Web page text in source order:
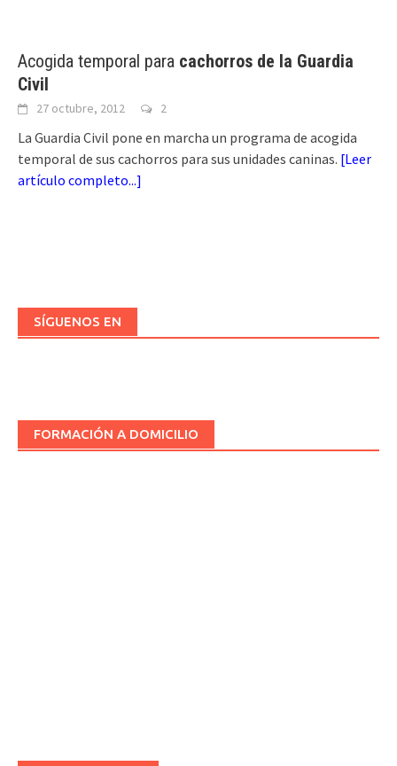
Acogida temporal para cachorros de la Guardia
Civil
27 octubre, 2012 2
La Guardia Civil pone en marcha un programa de acogida
temporal de sus cachorros para sus unidades caninas. [Leer
artículo completo...]
SÍGUENOS EN
FORMACIÓN A DOMICILIO